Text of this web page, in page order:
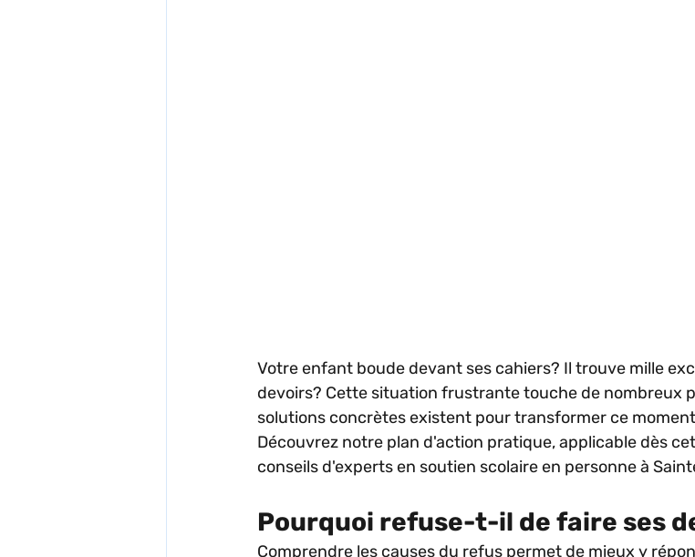
Votre enfant boude devant ses cahiers? Il trouve mille
devoirs? Cette situation frustrante touche de nombreux
solutions concrètes existent pour transformer ce
Découvrez notre plan d'action pratique, applicable dès
conseils d'experts en soutien scolaire en personne à
Pourquoi refuse-t-il de faire ses
Comprendre les causes du refus permet de mieux y